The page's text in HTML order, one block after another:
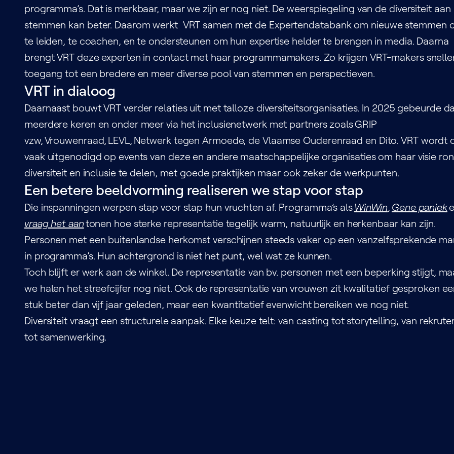
programma’s. Dat is merkbaar, maar we zijn er nog niet. De weerspiegeling van de diversiteit aan
stemmen kan beter. Daarom werkt VRT samen met de Expertendatabank om nieuwe stemmen
te leiden, te coachen, en te ondersteunen om hun expertise helder te brengen in media. Daarna
brengt VRT deze experten in contact met haar programmamakers. Zo krijgen VRT-makers
toegang tot een bredere en meer diverse pool van stemmen en perspectieven.
VRT in dialoog
Daarnaast bouwt VRT verder relaties uit met talloze diversiteitsorganisaties. In 2025 gebeurde
meerdere keren en onder meer via het inclusienetwerk met partners zoals GRIP
vzw, Vrouwenraad, LEVL, Netwerk tegen Armoede, de Vlaamse Ouderenraad en Dito. VRT wordt
vaak uitgenodigd op events van deze en andere maatschappelijke organisaties om haar visie
diversiteit en inclusie te delen, met goede praktijken maar ook zeker de werkpunten.
Een betere beeldvorming realiseren we stap voor stap
Die inspanningen werpen stap voor stap hun vruchten af. Programma’s als WinWin, Gene paniek
vraag het aantonen hoe sterke representatie tegelijk warm, natuurlijk en herkenbaar kan zijn.
Personen met een buitenlandse herkomst verschijnen steeds vaker op een vanzelfsprekende
in programma’s. Hun achtergrond is niet het punt, wel wat ze kunnen.
Toch blijft er werk aan de winkel. De representatie van bv. personen met een beperking stijgt,
we halen het streefcijfer nog niet. Ook de representatie van vrouwen zit kwalitatief gesproken
stuk beter dan vijf jaar geleden, maar een kwantitatief evenwicht bereiken we nog niet.
Diversiteit vraagt een structurele aanpak. Elke keuze telt: van casting tot storytelling, van
tot samenwerking.